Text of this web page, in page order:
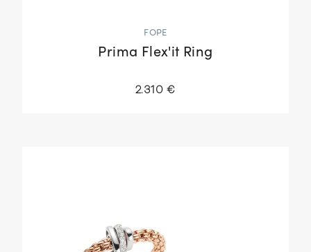
FOPE
Prima Flex'it Ring
2.310 €